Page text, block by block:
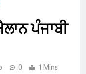
ਪੰਜਾਬੀ
0 1 Mins